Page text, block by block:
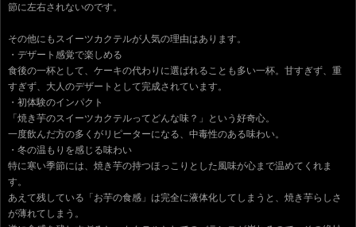
節に左右されないのです。
その他にもスイーツカクテルが人気の理由はあります。
・デザート感覚で楽しめる
食後の一杯として、ケーキの代わりに選ばれることも多い一杯。甘すぎず、重
すぎず、大人のデザートとして完成されています。
・初体験のインパクト
「焼き芋のスイーツカクテルってどんな味？」という好奇心。
一度飲んだ方の多くがリピーターになる、中毒性のある味わい。
・冬の温もりを感じる味わい
特に寒い季節には、焼き芋の持つほっこりとした風味が心まで温めてくれま
す。
あえて残している「お芋の食感」は完全に液体化してしまうと、焼き芋らしさ
が薄れてしまう。